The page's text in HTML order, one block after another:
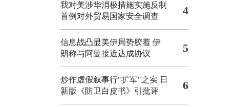
我对美涉华消极措施实施反制
首例对外贸易国家安全调查
4
信息战凸显美伊局势胶着 伊
朗称与阿曼接近达成协议
5
炒作虚假叙事行"扩军"之实 日
新版《防卫白皮书》引批评
6